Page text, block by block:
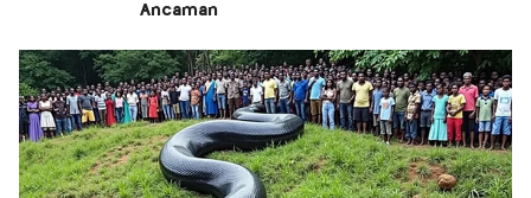
Ancaman